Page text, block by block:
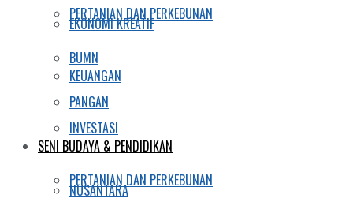
PERTANIAN DAN PERKEBUNAN
BUMN
PANGAN
SENI BUDAYA & PENDIDIKAN
NUSANTARA
EKONOMI KREATIF
KEUANGAN
INVESTASI
PERTANIAN DAN PERKEBUNAN